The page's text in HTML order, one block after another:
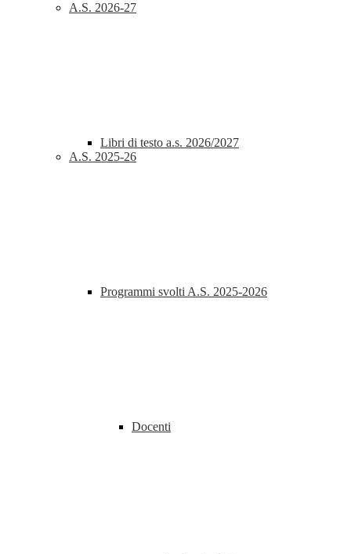
A.S. 2026-27
Libri di testo a.s. 2026/2027
A.S. 2025-26
Programmi svolti A.S. 2025-2026
Docenti